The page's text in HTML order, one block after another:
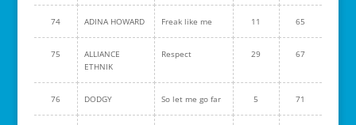
74 ADINA HOWARD Freak like me 11 65
75
ALLIANCE
ETHNIK
Respect 29 67
76 DODGY So let me go far 5 71